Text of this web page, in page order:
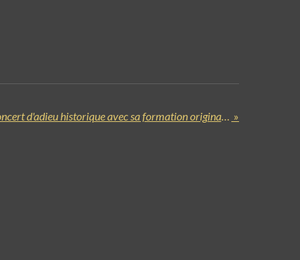
Black Sabbath annonce un concert d'adieu historique avec sa formation originale! »